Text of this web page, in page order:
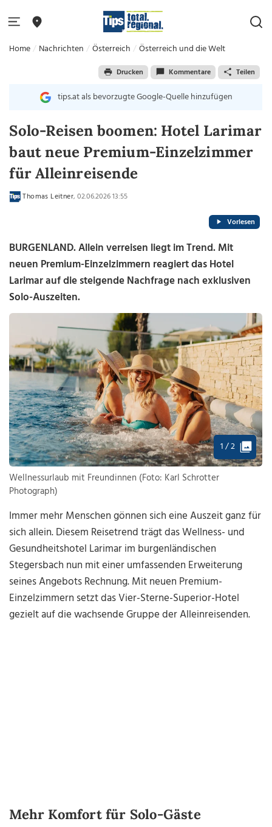
Home Nachrichten Österreich Österreich und die Welt
Drucken Kommentare Teilen
tips.at als bevorzugte Google-Quelle hinzufügen
Solo-Reisen boomen: Hotel Larimar
baut neue Premium-Einzelzimmer
für Alleinreisende
Thomas Leitner, 02.06.2026 13:55
Vorlesen
BURGENLAND. Allein verreisen liegt im Trend. Mit
neuen Premium-Einzelzimmern reagiert das Hotel
Larimar auf die steigende Nachfrage nach exklusiven
Solo-Auszeiten.
1 / 2
Wellnessurlaub mit Freundinnen (Foto: Karl Schrotter
Photograph)
Immer mehr Menschen gönnen sich eine Auszeit ganz für
sich allein. Diesem Reisetrend trägt das Wellness- und
Gesundheitshotel Larimar im burgenländischen
Stegersbach nun mit einer umfassenden Erweiterung
seines Angebots Rechnung. Mit neuen Premium-
Einzelzimmern setzt das Vier-Sterne-Superior-Hotel
gezielt auf die wachsende Gruppe der Alleinreisenden.
Mehr Komfort für Solo-Gäste